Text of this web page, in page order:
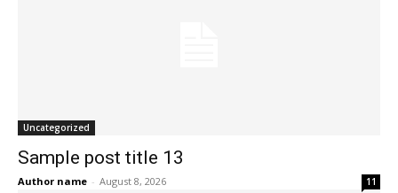
Uncategorized
Sample post title 13
Author name - August 8, 2026 11